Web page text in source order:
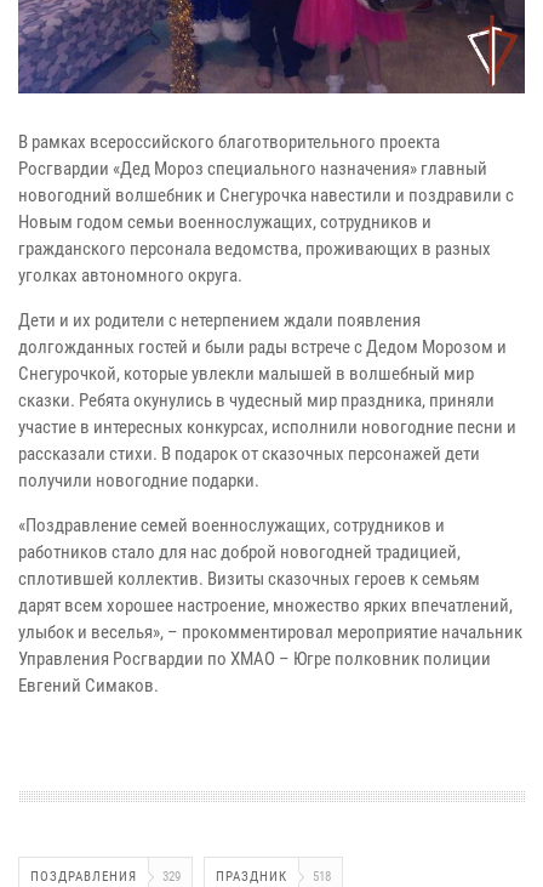
В рамках всероссийского благотворительного проекта
Росгвардии «Дед Мороз специального назначения» главный
новогодний волшебник и Снегурочка навестили и поздравили с
Новым годом семьи военнослужащих, сотрудников и
гражданского персонала ведомства, проживающих в разных
уголках автономного округа.
Дети и их родители с нетерпением ждали появления
долгожданных гостей и были рады встрече с Дедом Морозом и
Снегурочкой, которые увлекли малышей в волшебный мир
сказки. Ребята окунулись в чудесный мир праздника, приняли
участие в интересных конкурсах, исполнили новогодние песни и
рассказали стихи. В подарок от сказочных персонажей дети
получили новогодние подарки.
«Поздравление семей военнослужащих, сотрудников и
работников стало для нас доброй новогодней традицией,
сплотившей коллектив. Визиты сказочных героев к семьям
дарят всем хорошее настроение, множество ярких впечатлений,
улыбок и веселья», – прокомментировал мероприятие начальник
Управления Росгвардии по ХМАО – Югре полковник полиции
Евгений Симаков.
ПОЗДРАВЛЕНИЯ 329 ПРАЗДНИК 518